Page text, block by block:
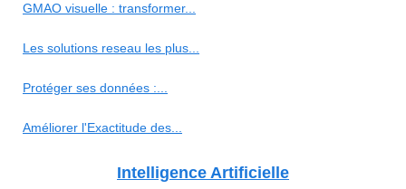
GMAO visuelle : transformer...
Les solutions reseau les plus...
Protéger ses données :...
Améliorer l'Exactitude des...
Intelligence Artificielle